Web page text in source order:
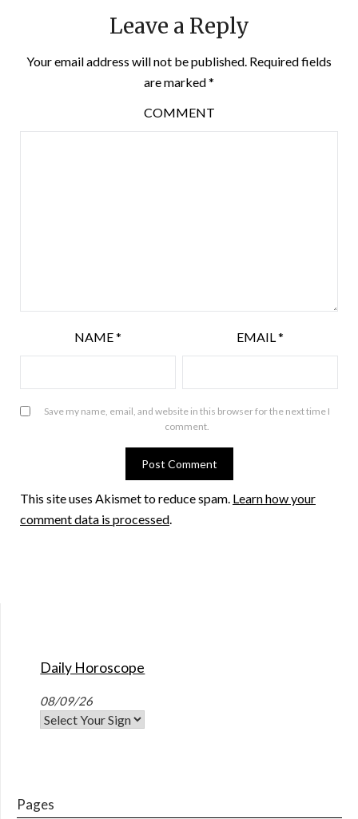
Leave a Reply
Your email address will not be published. Required fields
are marked*
COMMENT
NAME* EMAIL*
Save my name, email, and website in this browser for the next time I
comment.
This site uses Akismet to reduce spam. Learn how your
comment data is processed.
Daily Horoscope
08/09/26
Pages